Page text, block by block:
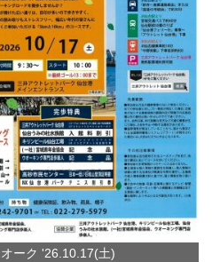
ーク '26.10.17(土)